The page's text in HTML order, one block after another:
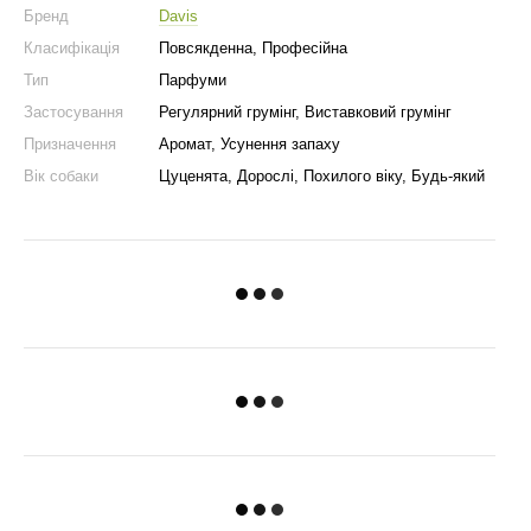
Бренд
Davis
Класифікація
Повсякденна, Професійна
Тип
Парфуми
Застосування
Регулярний грумінг, Виставковий грумінг
Призначення
Аромат, Усунення запаху
Вік собаки
Цуценята, Дорослі, Похилого віку, Будь-який